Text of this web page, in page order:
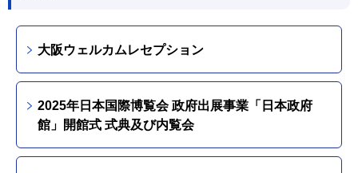
大阪ウェルカムレセプション
2025年日本国際博覧会 政府出展事業「日本政府
館」開館式 式典及び内覧会